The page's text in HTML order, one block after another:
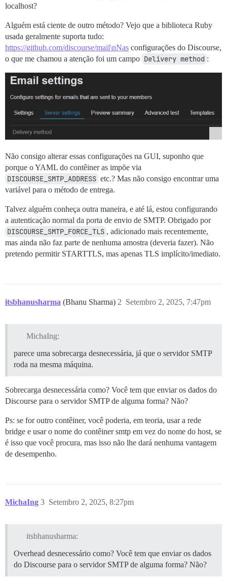
localhost?
Alguém está ciente de outro método? Vejo que a biblioteca Ruby
usada geralmente suporta tudo:
https://github.com/discourse/mail\nNas configurações do Discourse,
o que me chamou a atenção foi um campo Delivery method :
Não consigo alterar essas configurações na GUI, suponho que
porque o YAML do contêiner as impõe via
DISCOURSE_SMTP_ADDRESS etc.? Mas não consigo encontrar uma
variável para o método de entrega.
Talvez alguém conheça outra maneira, e até lá, estou configurando
a autenticação normal da porta de envio de SMTP. Obrigado por
DISCOURSE_SMTP_FORCE_TLS , adicionado mais recentemente,
mas ainda não faz parte de nenhuma amostra (deveria fazer). Não
pretendo permitir STARTTLS, mas apenas TLS implícito/imediato.
itsbhanusharma (Bhanu Sharma) Setembro 2, 2025, 7:47pm
2
MichaIng:
parece uma sobrecarga desnecessária, já que o servidor SMTP
roda na mesma máquina.
Sobrecarga desnecessária como? Você tem que enviar os dados do
Discourse para o servidor SMTP de alguma forma? Não?
Ps: se for outro contêiner, você poderia, em teoria, usar a rede
bridge e usar o nome do contêiner smtp em vez do nome do host, se
é isso que você procura, mas isso não lhe dará nenhuma vantagem
de desempenho.
MichaIng Setembro 2, 2025, 8:27pm
3
itsbhanusharma:
Overhead desnecessário como? Você tem que enviar os dados
do Discourse para o servidor SMTP de alguma forma? Não?